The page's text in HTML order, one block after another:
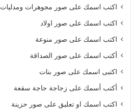
اكتب اسمك على صور مجوهرات ومدليات
اكتب اسمك على صور اولاد
اكتب اسمك على صور منوعة
أكتب اسمك على صور الصداقة
اكتبى اسمك على صور بنات
أكتب أسمك على زجاجة حاجة سقعة
اكتب اسمك او تعليق على صور حزينة